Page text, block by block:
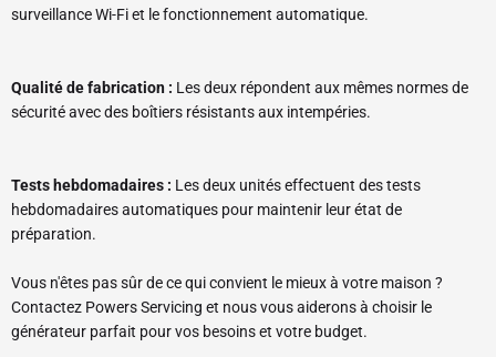
surveillance Wi-Fi et le fonctionnement automatique.
Qualité de fabrication : Les deux répondent aux mêmes normes de
sécurité avec des boîtiers résistants aux intempéries.
Tests hebdomadaires : Les deux unités effectuent des tests
hebdomadaires automatiques pour maintenir leur état de
préparation.
Vous n'êtes pas sûr de ce qui convient le mieux à votre maison ?
Contactez Powers Servicing et nous vous aiderons à choisir le
générateur parfait pour vos besoins et votre budget.